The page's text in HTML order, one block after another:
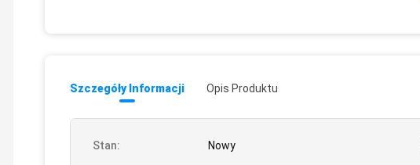
Szczegóły Informacji Opis Produktu
Stan: Nowy